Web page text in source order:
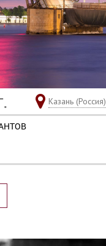
Казань (Россия)